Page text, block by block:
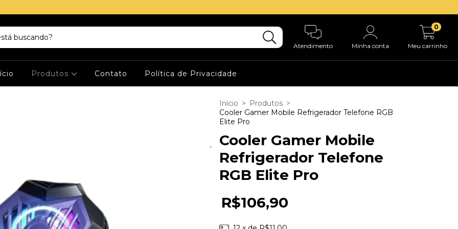
Atendimento Minha conta Meu carrinho
0
Produtos Contato Política de Privacidade
Início > Produtos >
Cooler Gamer Mobile Refrigerador Telefone RGB
Elite Pro
Cooler Gamer Mobile
Refrigerador Telefone
RGB Elite Pro
R$106,90